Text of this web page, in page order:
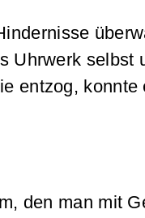
Uhrwerk selbst
entzog, konnte
den man mit